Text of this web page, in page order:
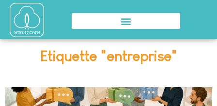
Etiquette "entreprise"